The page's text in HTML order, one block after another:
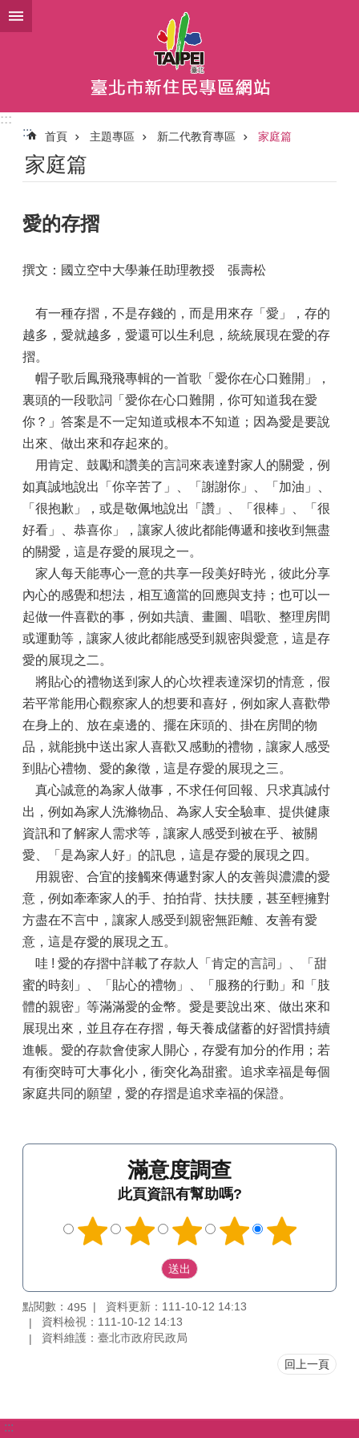
跳到主要內容區塊
:::
:::
首頁 主題專區 新二代教育專區 家庭篇
家庭篇
愛的存摺
撰文：國立空中大學兼任助理教授 張壽松
有一種存摺，不是存錢的，而是用來存「愛」，存的
越多，愛就越多，愛還可以生利息，統統展現在愛的存
摺。
帽子歌后鳳飛飛專輯的一首歌「愛你在心口難開」，
裏頭的一段歌詞「愛你在心口難開，你可知道我在愛
你？」答案是不一定知道或根本不知道；因為愛是要說
出來、做出來和存起來的。
用肯定、鼓勵和讚美的言詞來表達對家人的關愛，例
如真誠地說出「你辛苦了」、「謝謝你」、「加油」、
「很抱歉」，或是敬佩地說出「讚」、「很棒」、「很
好看」、恭喜你」，讓家人彼此都能傳遞和接收到無盡
的關愛，這是存愛的展現之一。
家人每天能專心一意的共享一段美好時光，彼此分享
內心的感覺和想法，相互適當的回應與支持；也可以一
起做一件喜歡的事，例如共讀、畫圖、唱歌、整理房間
或運動等，讓家人彼此都能感受到親密與愛意，這是存
愛的展現之二。
將貼心的禮物送到家人的心坎裡表達深切的情意，假
若平常能用心觀察家人的想要和喜好，例如家人喜歡帶
在身上的、放在桌邊的、擺在床頭的、掛在房間的物
品，就能挑中送出家人喜歡又感動的禮物，讓家人感受
到貼心禮物、愛的象徵，這是存愛的展現之三。
真心誠意的為家人做事，不求任何回報、只求真誠付
出，例如為家人洗滌物品、為家人安全驗車、提供健康
資訊和了解家人需求等，讓家人感受到被在乎、被關
愛、「是為家人好」的訊息，這是存愛的展現之四。
用親密、合宜的接觸來傳遞對家人的友善與濃濃的愛
意，例如牽牽家人的手、拍拍背、扶扶腰，甚至輕擁對
方盡在不言中，讓家人感受到親密無距離、友善有愛
意，這是存愛的展現之五。
哇 ! 愛的存摺中詳載了存款人「肯定的言詞」、「甜
蜜的時刻」、「貼心的禮物」、「服務的行動」和「肢
體的親密」等滿滿愛的金幣。愛是要說出來、做出來和
展現出來，並且存在存摺，每天養成儲蓄的好習慣持續
進帳。愛的存款會使家人開心，存愛有加分的作用；若
有衝突時可大事化小，衝突化為甜蜜。追求幸福是每個
家庭共同的願望，愛的存摺是追求幸福的保證。
滿意度調查
此頁資訊有幫助嗎?
點閱數： 495
資料更新：111-10-12 14:13
資料檢視：111-10-12 14:13
資料維護：臺北市政府民政局
回上一頁
:::